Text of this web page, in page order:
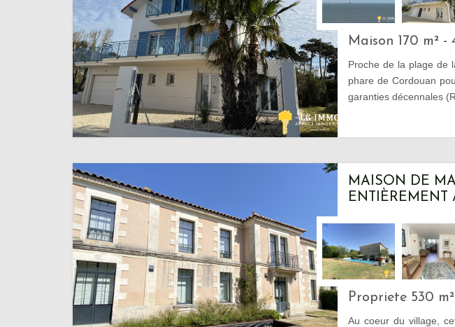
Maison 170 m²
Proche de la plage de
phare de Cordouan
garanties décennales
MAISON DE
ENTIÈREMENT
Propriete 530
Au coeur du village,